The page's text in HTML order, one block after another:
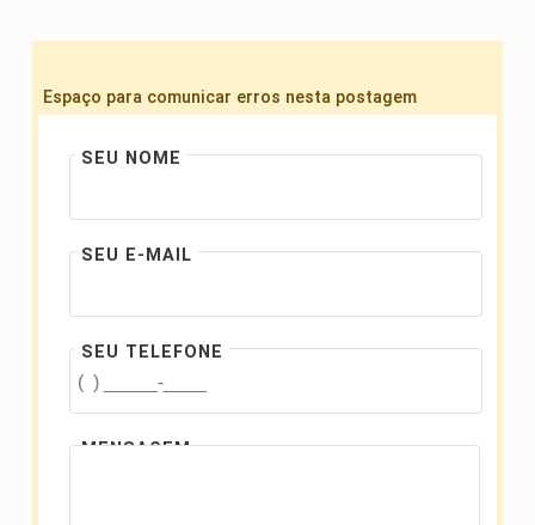
Espaço para comunicar erros nesta postagem
SEU NOME
SEU E-MAIL
SEU TELEFONE
MENSAGEM